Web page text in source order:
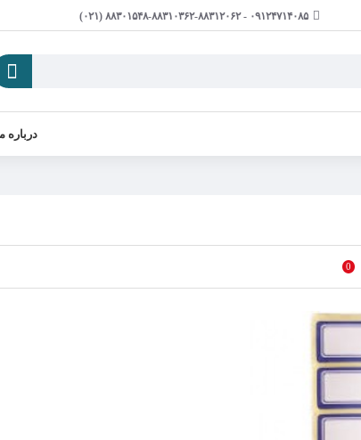
۰۹۱۲۴۷۱۴۰۸۵ - ۸۸۳۰۱۵۴۸-۸۸۳۱۰۳۶۲-۸۸۳۱۲۰۶۲ (۰۲۱)
درباره
0